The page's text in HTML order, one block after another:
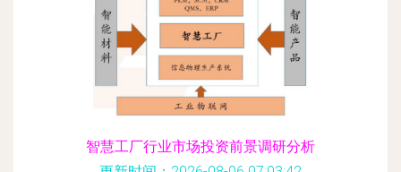
智慧工厂行业市场投资前景调研分析